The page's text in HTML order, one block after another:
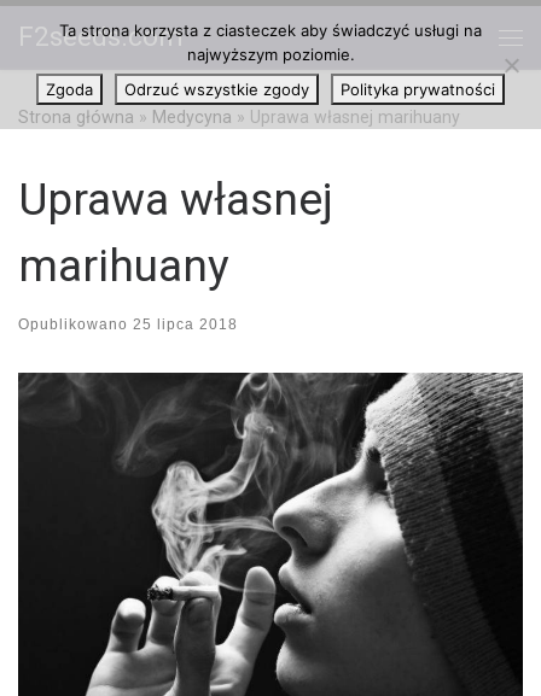
Przejdź do treści
F2seeds.com
Strona główna » Medycyna » Uprawa własnej marihuany
Uprawa własnej
marihuany
Opublikowano 25 lipca 2018
Ta strona korzysta z ciasteczek aby świadczyć usługi na
najwyższym poziomie.
Zgoda
Odrzuć wszystkie zgody Polityka prywatności